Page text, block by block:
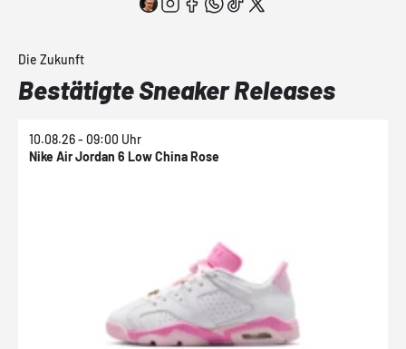
Die Zukunft
Bestätigte Sneaker Releases
10.08.26 - 09:00 Uhr
Nike Air Jordan 6 Low China Rose